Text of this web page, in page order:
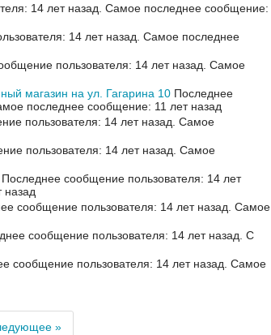
14 лет назад. Самое последнее сообщение:
14 лет назад. Самое последнее
пользователя: 14 лет назад. Самое
магазин на ул. Гагарина 10 Последнее
последнее сообщение: 11 лет назад
пользователя: 14 лет назад. Самое
пользователя: 14 лет назад. Самое
Последнее сообщение пользователя: 14 лет
сообщение пользователя: 14 лет назад. Самое
сообщение пользователя: 14 лет назад. С
сообщение пользователя: 14 лет назад. Самое
»